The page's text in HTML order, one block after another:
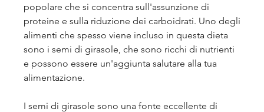
popolare che si concentra sull'assunzione di
proteine e sulla riduzione dei carboidrati. Uno degli
alimenti che spesso viene incluso in questa dieta
sono i semi di girasole, che sono ricchi di nutrienti
e possono essere un'aggiunta salutare alla tua
alimentazione.
I semi di girasole sono una fonte eccellente di